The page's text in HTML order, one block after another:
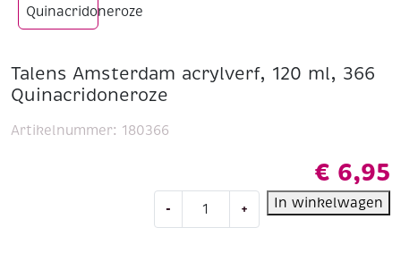
Talens Amsterdam acrylverf, 120 ml, 366
Quinacridoneroze
€ 6,95
-
Amsterdam
+ In winkelwagen
Artikelnummer: 180366